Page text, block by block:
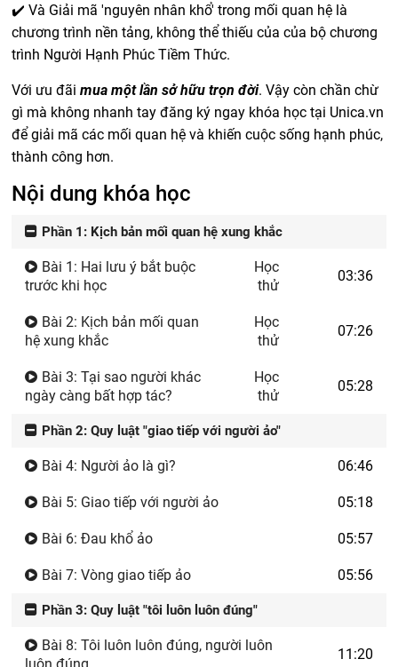
✔️ Và Giải mã 'nguyên nhân khổ' trong mối quan hệ là
chương trình nền tảng, không thể thiếu của của bộ chương
trình Người Hạnh Phúc Tiềm Thức.
Với ưu đãimua một lần sở hữu trọn đời. Vậy còn chần chừ
gì mà không nhanh tay đăng ký ngay khóa học tại Unica.vn
để giải mã các mối quan hệ và khiến cuộc sống hạnh phúc,
thành công hơn.
Nội dung khóa học
Phần 1: Kịch bản mối quan hệ xung khắc
Bài 1: Hai lưu ý bắt buộc
trước khi học
Học
thử
03:36
Bài 2: Kịch bản mối quan
hệ xung khắc
Học
thử
07:26
Bài 3: Tại sao người khác
ngày càng bất hợp tác?
Học
thử
05:28
Phần 2: Quy luật "giao tiếp với người ảo"
Bài 4: Người ảo là gì? 06:46
Bài 5: Giao tiếp với người ảo 05:18
Bài 6: Đau khổ ảo 05:57
Bài 7: Vòng giao tiếp ảo 05:56
Phần 3: Quy luật "tôi luôn luôn đúng"
Bài 8: Tôi luôn luôn đúng, người luôn
11:20